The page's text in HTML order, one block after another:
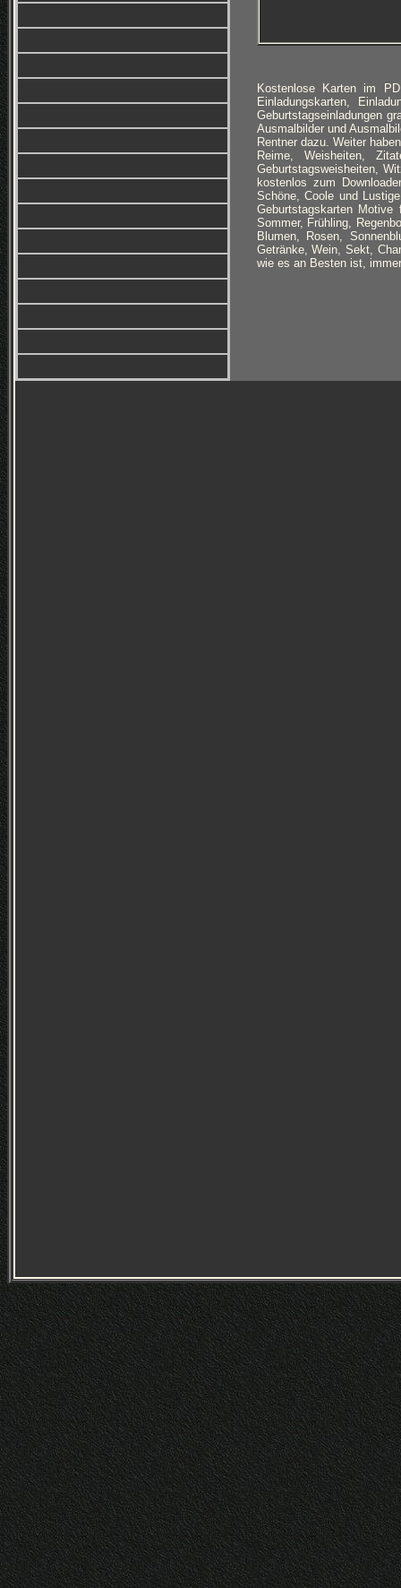
Kostenlose Karten im
Einladungskarten,
Geburtstagseinladungen
Ausmalbilder und
Rentner dazu. Weiter
Reime, Weisheiten,
Geburtstagsweisheiten,
kostenlos zum
Schöne, Coole und
Geburtstagskarten
Sommer, Frühling,
Blumen, Rosen,
Getränke, Wein, Sekt,
wie es an Besten ist,